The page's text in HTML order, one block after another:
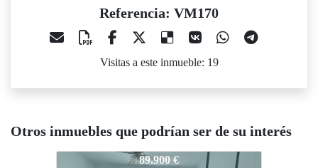
Referencia: VM170
Visitas a este inmueble: 19
Otros inmuebles que podrían ser de su interés
89.900 €
VM170 119.000 €